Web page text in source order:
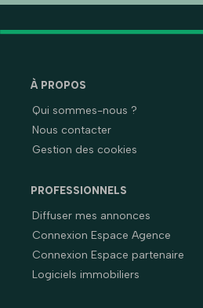
À PROPOS
Qui sommes-nous ?
Nous contacter
Gestion des cookies
PROFESSIONNELS
Diffuser mes annonces
Connexion Espace Agence
Connexion Espace partenaire
Logiciels immobiliers